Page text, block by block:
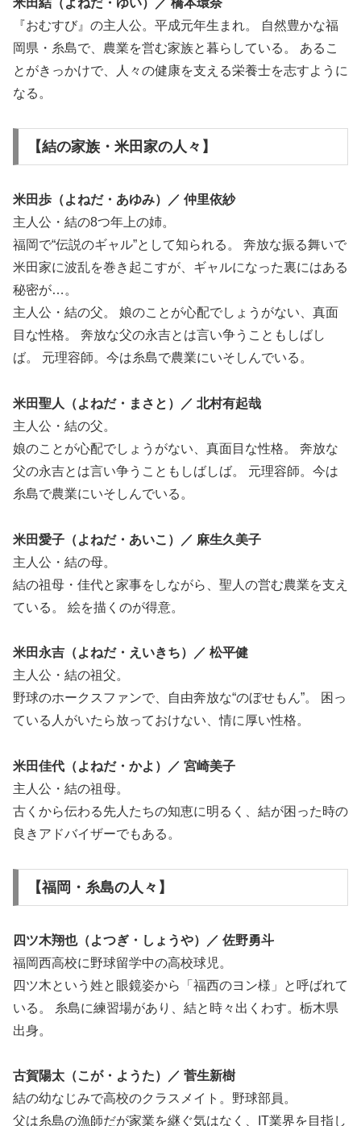
米田結（よねだ・ゆい）／ 橋本環奈
『おむすび』の主人公。平成元年生まれ。 自然豊かな福
岡県・糸島で、農業を営む家族と暮らしている。 あるこ
とがきっかけで、人々の健康を支える栄養士を志すように
なる。
【結の家族・米田家の人々】
米田歩（よねだ・あゆみ）／ 仲里依紗
主人公・結の8つ年上の姉。
福岡で“伝説のギャル”として知られる。 奔放な振る舞いで
米田家に波乱を巻き起こすが、ギャルになった裏にはある
秘密が…。
主人公・結の父。 娘のことが心配でしょうがない、真面
目な性格。 奔放な父の永吉とは言い争うこともしばし
ば。 元理容師。今は糸島で農業にいそしんでいる。
米田聖人（よねだ・まさと）／ 北村有起哉
主人公・結の父。
娘のことが心配でしょうがない、真面目な性格。 奔放な
父の永吉とは言い争うこともしばしば。 元理容師。今は
糸島で農業にいそしんでいる。
米田愛子（よねだ・あいこ）／ 麻生久美子
主人公・結の母。
結の祖母・佳代と家事をしながら、聖人の営む農業を支え
ている。 絵を描くのが得意。
米田永吉（よねだ・えいきち）／ 松平健
主人公・結の祖父。
野球のホークスファンで、自由奔放な“のぼせもん”。 困っ
ている人がいたら放っておけない、情に厚い性格。
米田佳代（よねだ・かよ）／ 宮崎美子
主人公・結の祖母。
古くから伝わる先人たちの知恵に明るく、結が困った時の
良きアドバイザーでもある。
【福岡・糸島の人々】
四ツ木翔也（よつぎ・しょうや）／ 佐野勇斗
福岡西高校に野球留学中の高校球児。
四ツ木という姓と眼鏡姿から「福西のヨン様」と呼ばれて
いる。 糸島に練習場があり、結と時々出くわす。栃木県
出身。
古賀陽太（こが・ようた）／ 菅生新樹
結の幼なじみで高校のクラスメイト。野球部員。
父は糸島の漁師だが家業を継ぐ気はなく、IT業界を目指し